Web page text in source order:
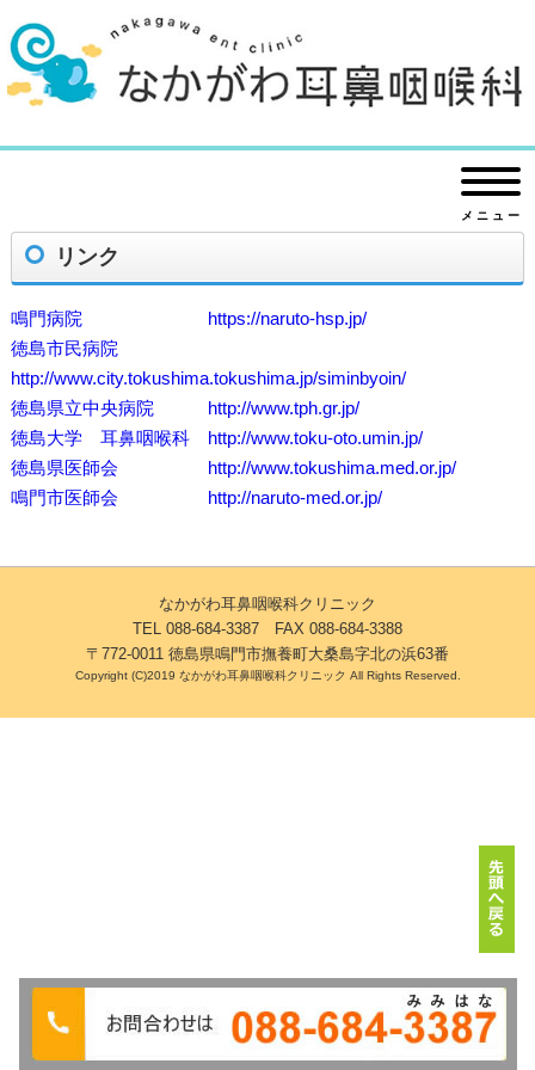
メニュー
リンク
鳴門病院 https://naruto-hsp.jp/
徳島市民病院
http://www.city.tokushima.tokushima.jp/siminbyoin/
徳島県立中央病院 http://www.tph.gr.jp/
徳島大学 耳鼻咽喉科 http://www.toku-oto.umin.jp/
徳島県医師会 http://www.tokushima.med.or.jp/
鳴門市医師会 http://naruto-med.or.jp/
なかがわ耳鼻咽喉科クリニック
TEL 088-684-3387 FAX 088-684-3388
〒772-0011 徳島県鳴門市撫養町大桑島字北の浜63番
Copyright (C)2019 なかがわ耳鼻咽喉科クリニック All Rights Reserved.